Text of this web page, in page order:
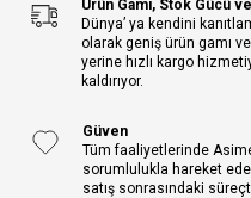
Ürün Gamı, Stok Gücü
Dünya’ ya kendini
olarak geniş ürün gamı
yerine hızlı kargo
kaldırıyor.
Güven
Tüm faaliyetlerinde
sorumlulukla hareket
satış sonrasındaki